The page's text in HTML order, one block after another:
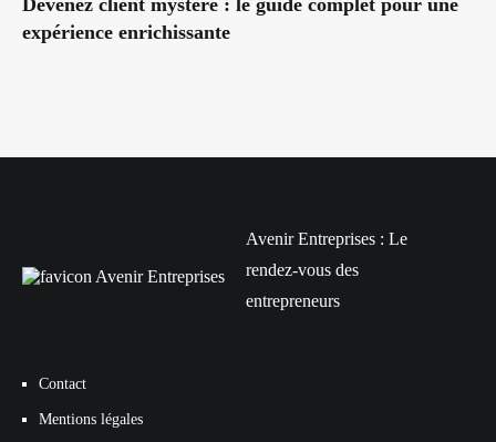
expérience enrichissante
Avenir Entreprises : Le
rendez-vous des
entrepreneurs
Contact
Mentions légales